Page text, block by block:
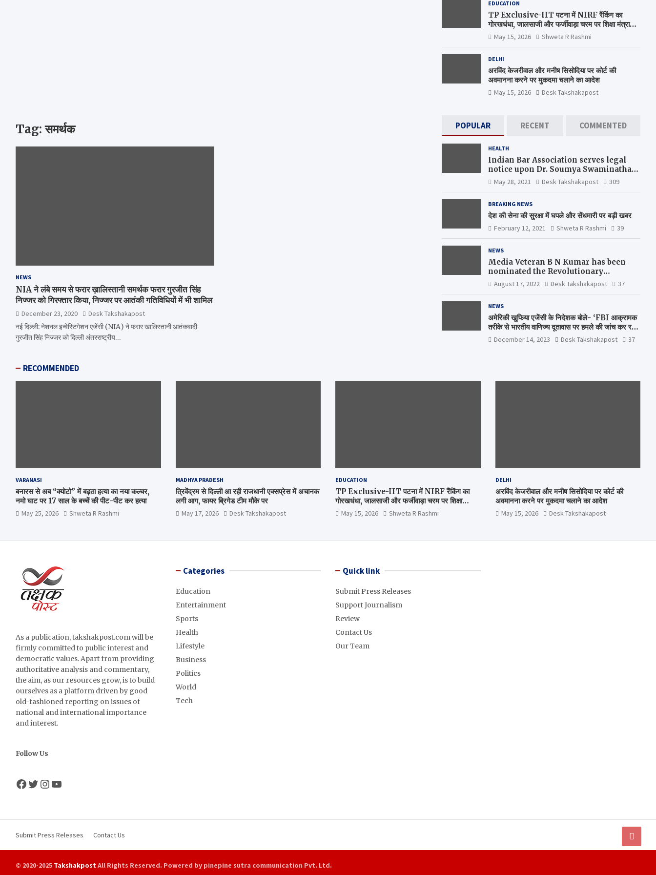
Tag:समर्थक
NEWS
NIA ने लंबे समय से फरार ख़ालिस्तानी समर्थक फरार गुरजीत सिंह
निज्जर को गिरफ्तार किया, निज्जर पर आतंकी गतिविधियों में भी शामिल
December 23, 2020
Desk Takshakapost
नई दिल्ली: नेशनल इन्वेस्टिगेशन एजेंसी (NIA) ने फरार खालिस्तानी आतंकवादी
गुरजीत सिंह निज्जर को दिल्ली अंतरराष्ट्रीय…
EDUCATION
TP Exclusive-IIT पटना में NIRF रैंकिंग का
गोरखधंधा, जालसाजी और फर्जीवाड़ा चरम पर शिक्षा मंत्रालय
कब जागेगा ?
May 15, 2026 Shweta R Rashmi
DELHI
अरविंद केजरीवाल और मनीष सिसोदिया पर कोर्ट की
अवमानना करने पर मुकदमा चलाने का आदेश
May 15, 2026 Desk Takshakapost
POPULAR RECENT COMMENTED
HEALTH
Indian Bar Association serves legal
notice upon Dr. Soumya Swaminathan,
the Chief Scientist, WHO
May 28, 2021 Desk Takshakapost 309
BREAKING NEWS
देश की सेना की सुरक्षा में घपले और सेंधमारी पर बड़ी खबर
February 12, 2021 Shweta R Rashmi 39
NEWS
Media Veteran B N Kumar has been
nominated the Revolutionary
Comrade Shiv Varma Media Award
2022-23
August 17, 2022 Desk Takshakapost 37
NEWS
अमेरिकी खुफिया एजेंसी के निदेशक बोले- ‘FBI आक्रामक
तरीके से भारतीय वाणिज्य दूतावास पर हमले की जांच कर रही
है’December 14, 2023 Desk Takshakapost 37
RECOMMENDED
VARANASI
बनारस से अब “क्योटो” में बढ़ता हत्या का नया कल्चर,
नमो घाट पर 17 साल के बच्चें की पीट-पीट कर हत्या
May 25, 2026 Shweta R Rashmi
MADHYA PRADESH
त्रिवेंद्रम से दिल्ली आ रही राजधानी एक्सप्रेस में अचानक
लगी आग, फायर ब्रिगेड टीम मौके पर
May 17, 2026 Desk Takshakapost
EDUCATION
TP Exclusive-IIT पटना में NIRF रैंकिंग का
गोरखधंधा, जालसाजी और फर्जीवाड़ा चरम पर शिक्षा
मंत्रालय कब जागेगा ?
May 15, 2026 Shweta R Rashmi
DELHI
अरविंद केजरीवाल और मनीष सिसोदिया पर कोर्ट की
अवमानना करने पर मुकदमा चलाने का आदेश
May 15, 2026 Desk Takshakapost
As a publication, takshakpost.com will be
firmly committed to public interest and
democratic values. Apart from providing
authoritative analysis and commentary,
the aim, as our resources grow, is to build
ourselves as a platform driven by good
old-fashioned reporting on issues of
national and international importance
and interest.
Follow Us
Facebook
Twitter
Instagram
YouTube
Categories
Education
Entertainment
Sports
Health
Lifestyle
Business
Politics
World
Tech
Quick link
Submit Press Releases
Support Journalism
Review
Contact Us
Our Team
Submit Press Releases Contact Us
© 2020-2025 Takshakpost All Rights Reserved. Powered by pinepine sutra communication Pvt. Ltd.